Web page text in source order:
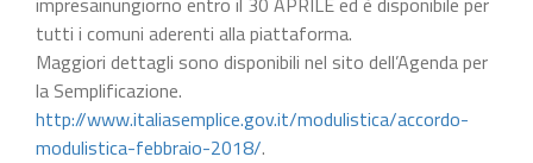
tutti i comuni aderenti alla piattaforma.
Maggiori dettagli sono disponibili nel sito dell’Agenda per
la Semplificazione.
http://www.italiasemplice.gov.it/modulistica/accordo-
modulistica-febbraio-2018/.